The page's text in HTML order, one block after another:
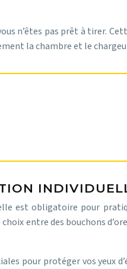
n’êtes pas prêt à tirer.
la chambre et le
est obligatoire pour
entre des bouchons
pour protéger vos yeux